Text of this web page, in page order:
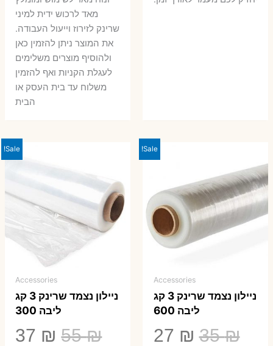
מאד לרכוש ידית למיני
שרינק לזירוז וייעול העבודה.
את המוצר ניתן להזמין כאן
ולהוסיף מוצרים משלימים
לעגלת הקניות ואף להזמין
משלוח עד בית העסק או
הבית
Sale!
Accessories
ניילון נצמד שרינק 3 קג
ליבה 600
35₪
המחיר
27 ₪
Sale!
Accessories
ניילון נצמד שרינק 3 קג
ליבה 300
55₪
המחיר
37 ₪